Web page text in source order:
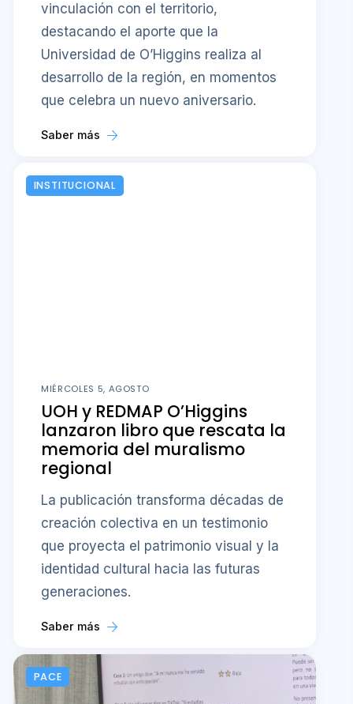
vinculación con el territorio,
destacando el aporte que la
Universidad de O’Higgins realiza al
desarrollo de la región, en momentos
que celebra un nuevo aniversario.
Saber más
INSTITUCIONAL
MIÉRCOLES 5, AGOSTO
UOH y REDMAP O’Higgins
lanzaron libro que rescata la
memoria del muralismo
regional
La publicación transforma décadas de
creación colectiva en un testimonio
que proyecta el patrimonio visual y la
identidad cultural hacia las futuras
generaciones.
Saber más
PACE